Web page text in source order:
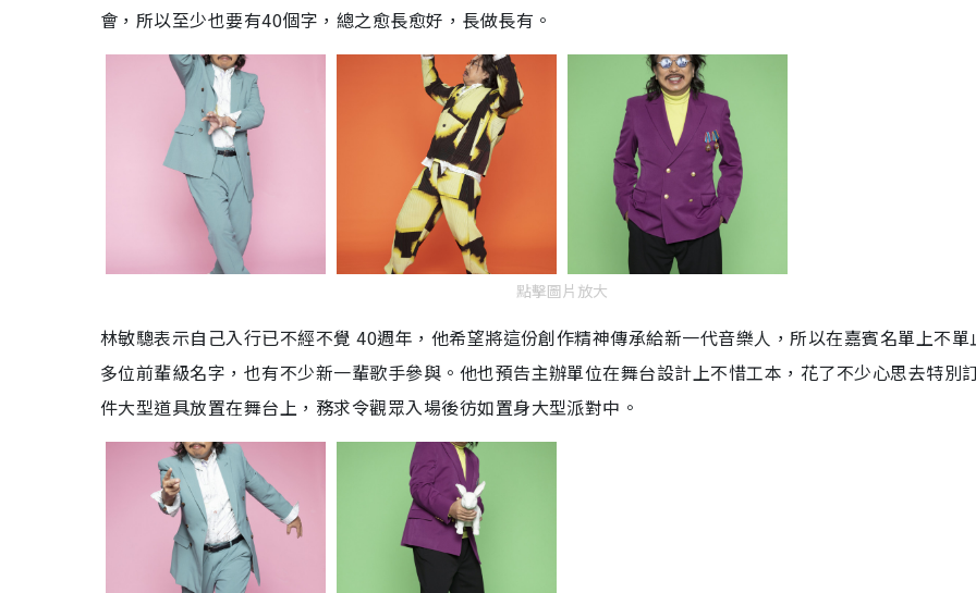
會，所以至少也要有40個字，總之愈長愈好，長做長有。
點擊圖片放大
林敏驄表示自己入行已不經不覺 40週年，他希望將這份創作精神傳承給新一代音樂人，所以在嘉賓名單上不單
多位前輩級名字，也有不少新一輩歌手參與。他也預告主辦單位在舞台設計上不惜工本，花了不少心思去特別
件大型道具放置在舞台上，務求令觀眾入場後彷如置身大型派對中。